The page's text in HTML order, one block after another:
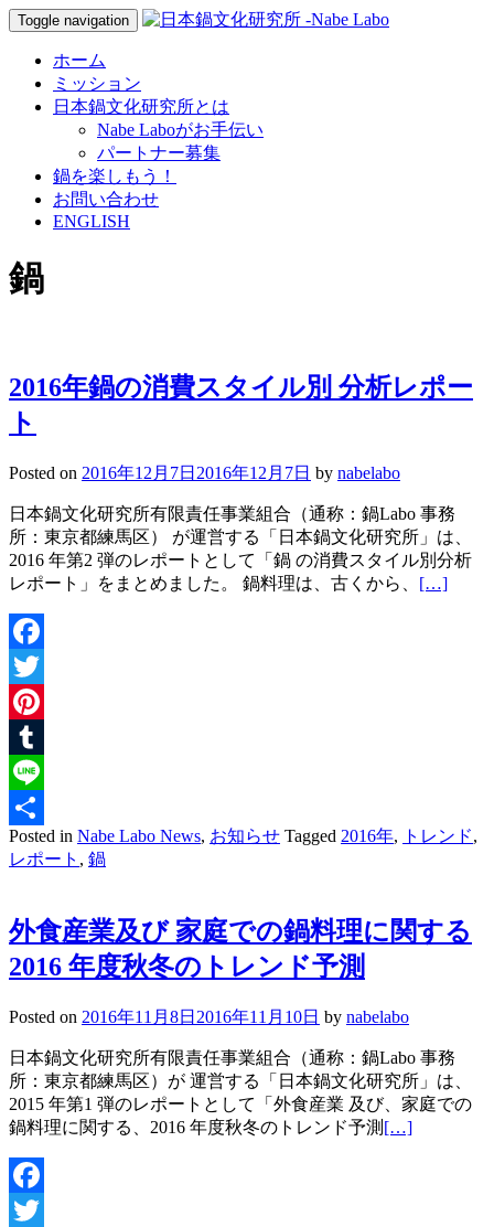
Toggle navigation
ホーム
ミッション
日本鍋文化研究所とは
Nabe Laboがお手伝い
パートナー募集
鍋を楽しもう！
お問い合わせ
ENGLISH
鍋
2016年鍋の消費スタイル別 分析レポー
ト
Posted on 2016年12月7日 2016年12月7日 by nabelabo
日本鍋文化研究所有限責任事業組合（通称：鍋Labo 事務
所：東京都練馬区） が運営する「日本鍋文化研究所」は、
2016 年第2 弾のレポートとして「鍋 の消費スタイル別分析
レポート」をまとめました。 鍋料理は、古くから、 […]
Facebook
Twitter
Pinterest
Tumblr
Line
共
Posted in Nabe Labo News, お知らせ Tagged 2016年, トレンド,
レポート , 鍋
外食産業及び 家庭での鍋料理に関する
2016 年度秋冬のトレンド予測
Posted on 2016年11月8日 2016年11月10日 by nabelabo
日本鍋文化研究所有限責任事業組合（通称：鍋Labo 事務
所：東京都練馬区）が 運営する「日本鍋文化研究所」は、
2015 年第1 弾のレポートとして「外食産業 及び、家庭での
鍋料理に関する、2016 年度秋冬のトレンド予測 […]
Facebook